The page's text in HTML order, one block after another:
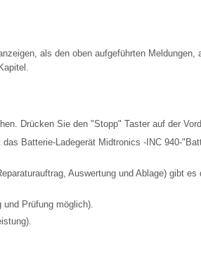
als den oben aufgeführten Meldungen,
Drücken Sie den "Stopp" Taster auf der
Batterie-Ladegerät Midtronics -INC 940-
Auswertung und Ablage) gibt es
und Prüfung möglich).